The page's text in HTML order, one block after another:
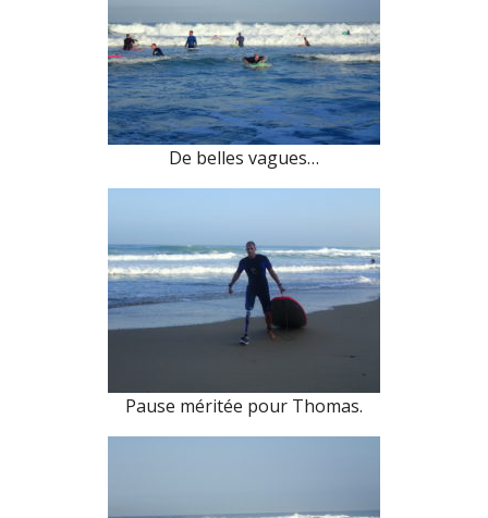
De belles vagues…
Pause méritée pour Thomas.